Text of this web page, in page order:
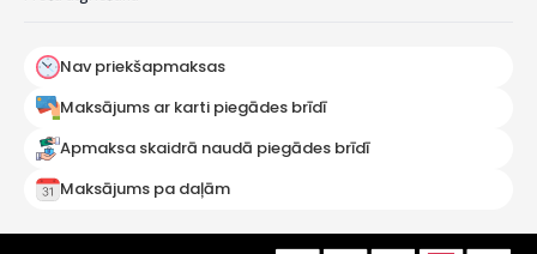
Nav priekšapmaksas
Maksājums ar karti piegādes brīdī
Apmaksa skaidrā naudā piegādes brīdī
Maksājums pa daļām